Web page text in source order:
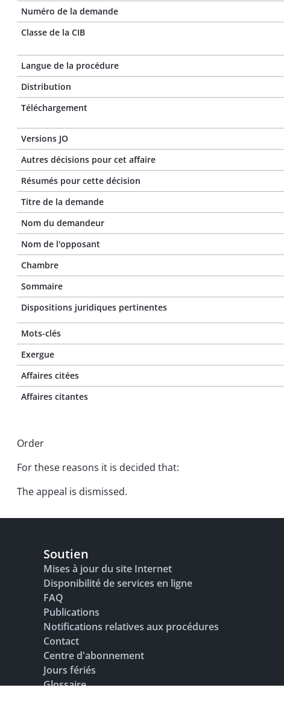
Numéro de la demande
Classe de la CIB
Langue de la procédure
Distribution
Téléchargement
Versions JO
Autres décisions pour cet affaire
Résumés pour cette décision
Titre de la demande
Nom du demandeur
Nom de l'opposant
Chambre
Sommaire
Dispositions juridiques pertinentes
Mots-clés
Exergue
Affaires citées
Affaires citantes
Order
For these reasons it is decided that:
The appeal is dismissed.
Soutien
Mises à jour du site Internet
Disponibilité de services en ligne
FAQ
Publications
Notifications relatives aux procédures
Contact
Centre d'abonnement
Jours fériés
Glossaire